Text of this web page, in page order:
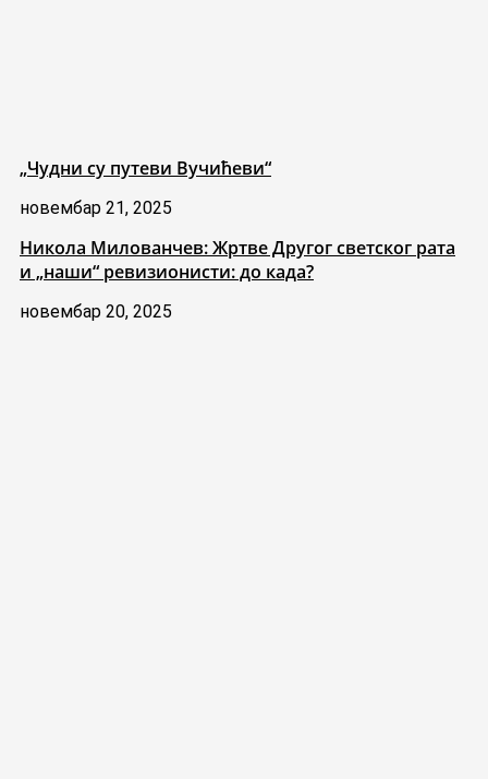
„Чудни су путеви Вучићеви“
новембар 21, 2025
Никола Милованчев: Жртве Другог светског рата
и „наши“ ревизионисти: до када?
новембар 20, 2025